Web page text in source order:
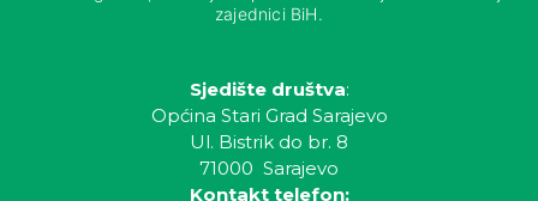
zajednici BiH.
Sjedište društva:
Općina Stari Grad Sarajevo
Ul. Bistrik do br. 8
71000 Sarajevo
Kontakt telefon: